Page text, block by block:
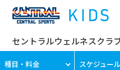
セントラルウェルネスクラ
種目・料金 スケジュール